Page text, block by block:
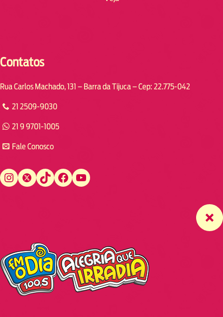
Contatos
Rua Carlos Machado, 131 – Barra da Tijuca – Cep: 22.775-042
21 2509-9030
21 9 9701-1005
Fale Conosco
Instagram Twitter TikTok Facebook YouTube